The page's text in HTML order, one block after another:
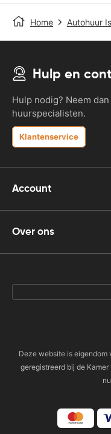
Home Autohuur
Hulp en
Hulp nodig? Neem
huurspecialisten.
Klantenservice
Account
Over ons
Deze website is eigendom
geregistreerd bij de